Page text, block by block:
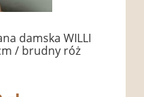
damska WILLI
/ brudny róż